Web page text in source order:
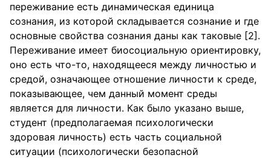
переживание есть динамическая единица
сознания, из которой складывается сознание и где
основные свойства сознания даны как таковые [2].
Переживание имеет биосоциальную ориентировку,
оно есть что-то, находящееся между личностью и
средой, означающее отношение личности к среде,
показывающее, чем данный момент среды
является для личности. Как было указано выше,
студент (предполагаемая психологически
здоровая личность) есть часть социальной
ситуации (психологически безопасной